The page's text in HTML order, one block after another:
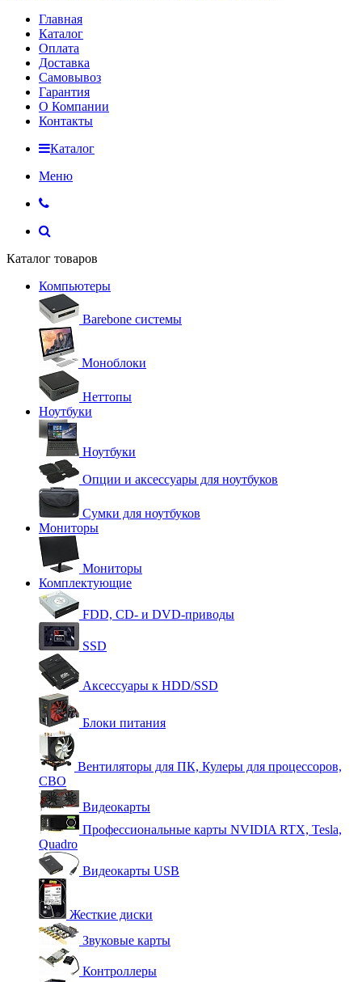
Главная
Каталог
Оплата
Доставка
Самовывоз
Гарантия
О Компании
Контакты
Каталог
Меню
Каталог товаров
Компьютеры
Barebone системы
Моноблоки
Неттопы
Ноутбуки
Ноутбуки
Опции и аксессуары для ноутбуков
Сумки для ноутбуков
Мониторы
Мониторы
Комплектующие
FDD, CD- и DVD-приводы
SSD
Аксессуары к HDD/SSD
Блоки питания
Вентиляторы для ПК, Кулеры для процессоров,
СВО
Видеокарты
Профессиональные карты NVIDIA RTX, Tesla,
Quadro
Видеокарты USB
Жесткие диски
Звуковые карты
Контроллеры